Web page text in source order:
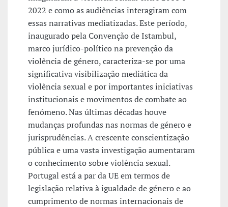
2022 e como as audiências interagiram com
essas narrativas mediatizadas. Este período,
inaugurado pela Convenção de Istambul,
marco jurídico-político na prevenção da
violência de género, caracteriza-se por uma
significativa visibilização mediática da
violência sexual e por importantes iniciativas
institucionais e movimentos de combate ao
fenómeno. Nas últimas décadas houve
mudanças profundas nas normas de género e
jurisprudências. A crescente conscientização
pública e uma vasta investigação aumentaram
o conhecimento sobre violência sexual.
Portugal está a par da UE em termos de
legislação relativa à igualdade de género e ao
cumprimento de normas internacionais de